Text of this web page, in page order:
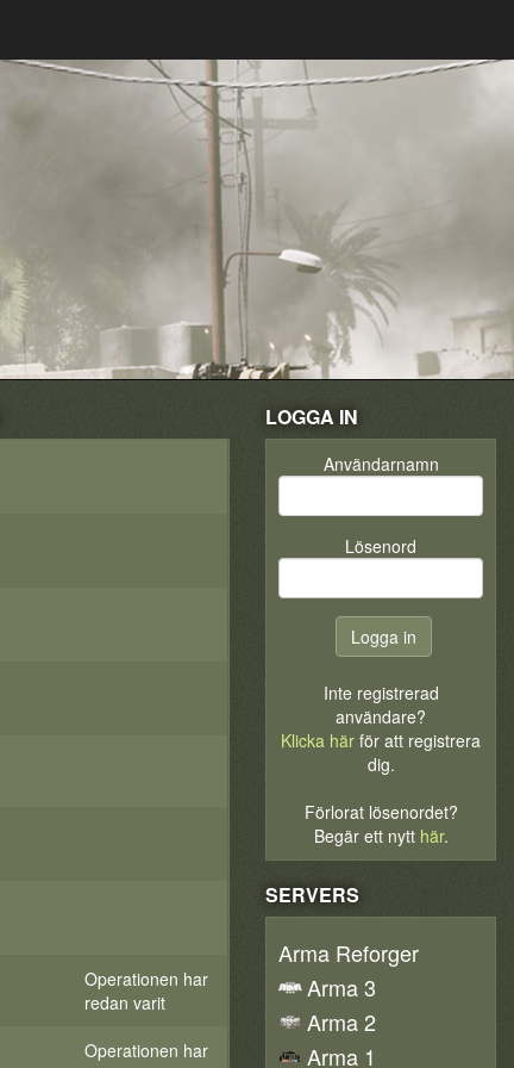
Operationen har
redan varit
Operationen har
LOGGA IN
Användarnamn
Lösenord
Inte registrerad
användare?
Klicka här för att registrera
dig.
Förlorat lösenordet?
Begär ett nytt här.
SERVERS
Arma Reforger
Arma 3
Arma 2
Arma 1